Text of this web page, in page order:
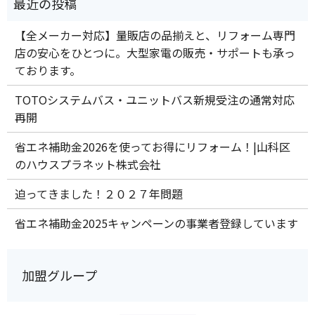
【全メーカー対応】量販店の品揃えと、リフォーム専門
店の安心をひとつに。大型家電の販売・サポートも承っ
ております。
TOTOシステムバス・ユニットバス新規受注の通常対応
再開
省エネ補助金2026を使ってお得にリフォーム！|山科区
のハウスプラネット株式会社
迫ってきました！２０２７年問題
省エネ補助金2025キャンペーンの事業者登録しています
加盟グループ